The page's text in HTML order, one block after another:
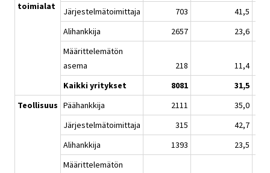
toimialat
Järjestelmätoimittaja
703
41,5
Alihankkija
2657
23,6
Määrittelemätön
asema
218
11,4
Kaikki yritykset
8081
31,5
Teollisuus Päähankkija 2111
35,0
Järjestelmätoimittaja
315
42,7
Alihankkija
1393
23,5
Määrittelemätön